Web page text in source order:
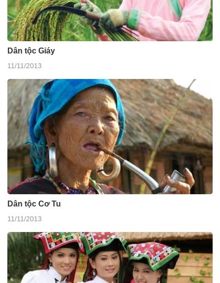
Dân tộc Giáy
11/11/2013
Dân tộc Cơ Tu
11/11/2013